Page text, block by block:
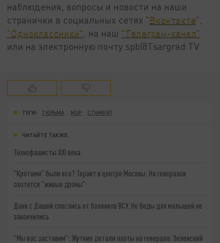
наблюдения, вопросы и новости на наши
странички в социальных сетях "Вконтакте",
"Одноклассники", на наш "Телеграм-канал"
или на электронную почту spb@Tsargrad.TV
ТЕГИ: ТЮРЬМА МЭР СТАМБУЛ
ЧИТАЙТЕ ТАКЖЕ:
Технофашисты XXI века
"Кротами" были все? Теракт в центре Москвы: На генералов
охотятся "живые дроны"
Даня с Дашей спаслись от боевиков ВСУ. Но беды для малышей не
закончились
"Мы вас заставим": Жуткие детали охоты на генерала. Зеленский